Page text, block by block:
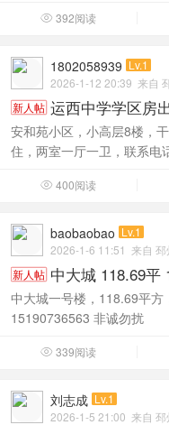
 392阅读
1802058939 Lv.1
2026-1-12 20:39 来自
新人帖 运西中学学区房
安和苑小区，小高层8楼，
住，两室一厅一卫，联系电
 400阅读
baobaobao Lv.1
2026-1-6 11:51 来自 邳
新人帖 中大城 118.69平
中大城一号楼，118.69平方
15190736563 非诚勿扰
 339阅读
刘志成 Lv.1
2026-1-5 21:00 来自